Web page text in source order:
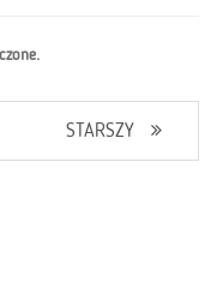
STARSZY